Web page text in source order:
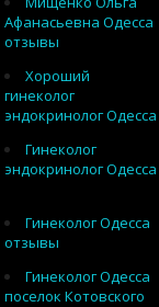
Афанасьевна Одесса
отзывы
Хороший
гинеколог
эндокринолог Одесса
Гинеколог
эндокринолог Одесса
Гинеколог Одесса
отзывы
Гинеколог Одесса
поселок Котовского